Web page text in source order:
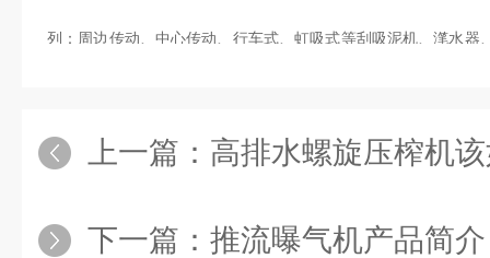
列：周边传动、中心传动、行车式、虹吸式等刮吸泥机、滗水器
深井泵，QRJ井用潜水泵等污水处理设备。南京兰江水处理设
事业做出自己一份力量。公司始终贯彻科技创新，以质取胜服务
上一篇： 高排水螺旋压榨机
下一篇： 推流曝气机产品简介